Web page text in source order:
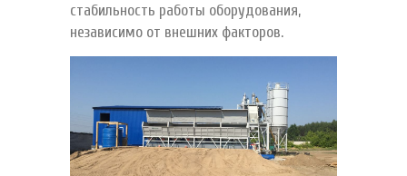
стабильность работы оборудования,
независимо от внешних факторов.